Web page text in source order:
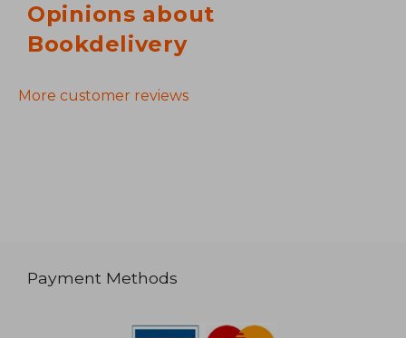
Opinions about
Bookdelivery
More customer reviews
Payment Methods